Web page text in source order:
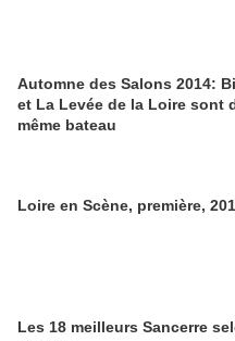
Automne des Salons 2014:
et La Levée de la Loire sont
même bateau
Loire en Scène, première,
Les 18 meilleurs Sancerre